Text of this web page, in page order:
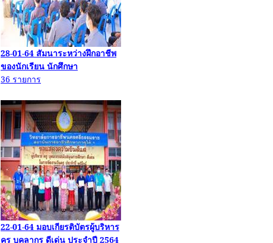
28-01-64 สัมนาระหว่างฝึกอาชีพ
ของนักเรียน นักศึกษา
36 รายการ
22-01-64 มอบเกียรติบัตรผู้บริหาร
ครู บุคลากร ดีเด่น ประจำปี 2564